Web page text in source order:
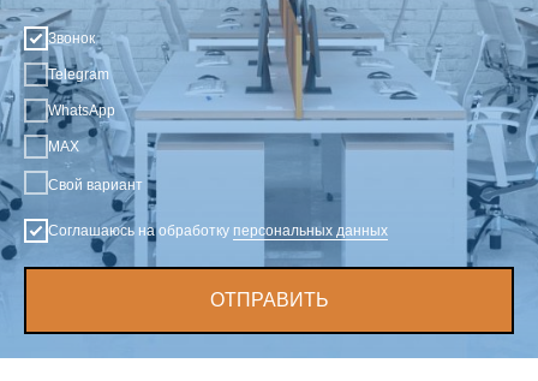
Звонок
Telegram
WhatsApp
MAX
Свой вариант
Соглашаюсь на обработку персональных данных
ОТПРАВИТЬ